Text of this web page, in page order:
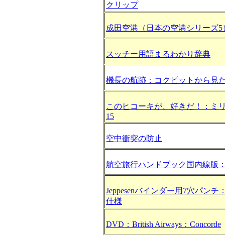
クリップ
成田空港（日本の空港シリーズ5
スッチー用語まるわかり辞典
機長の航跡：コクピットから見
このヒコーキが、好きだ！：ミ
15
空中衝突の防止
航空旅行ハンドブック国内線版
Jeppesenバインダー用7穴パンチ
仕様
DVD：British Airways：Concorde